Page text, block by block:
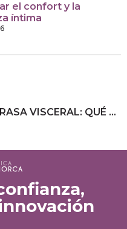
el confort y la
íntima
GRASA VISCERAL: QUÉ ES Y CÓMO ELIMINARLA